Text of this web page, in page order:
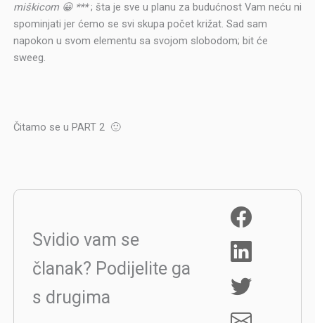
miškicom 😀 ***; šta je sve u planu za budućnost Vam neću ni
spominjati jer ćemo se svi skupa počet križat. Sad sam
napokon u svom elementu sa svojom slobodom; bit će
sweeg.
Čitamo se u PART 2 🙂
Svidio vam se
članak? Podijelite ga
s drugima